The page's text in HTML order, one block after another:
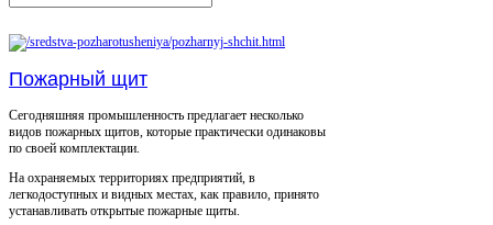
Пожарный щит
Сегодняшняя промышленность предлагает несколько
видов пожарных щитов, которые практически одинаковы
по своей комплектации.
На охраняемых территориях предприятий, в
легкодоступных и видных местах, как правило, принято
устанавливать открытые пожарные щиты.